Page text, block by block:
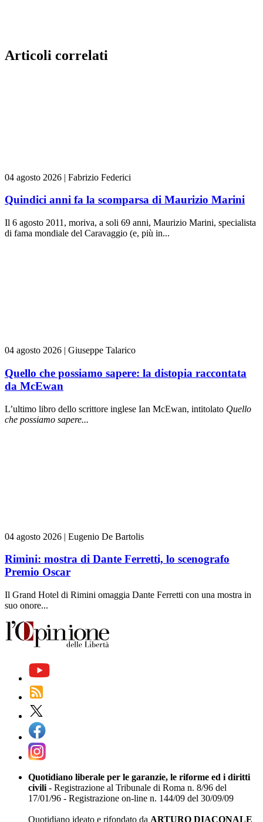
Articoli correlati
04 agosto 2026 | Fabrizio Federici
Quindici anni fa la scomparsa di Maurizio Marini
Il 6 agosto 2011, moriva, a soli 69 anni, Maurizio Marini, specialista
di fama mondiale del Caravaggio (e, più in...
04 agosto 2026 | Giuseppe Talarico
Quello che possiamo sapere: la distopia raccontata
da McEwan
L’ultimo libro dello scrittore inglese Ian McEwan, intitolato Quello
che possiamo sapere...
04 agosto 2026 | Eugenio De Bartolis
Rimini: mostra di Dante Ferretti, lo scenografo
Premio Oscar
Il Grand Hotel di Rimini omaggia Dante Ferretti con una mostra in
suo onore...
Quotidiano liberale per le garanzie, le riforme ed i diritti
civili - Registrazione al Tribunale di Roma n. 8/96 del
17/01/96 - Registrazione on-line n. 144/09 del 30/09/09
Quotidiano ideato e rifondato da ARTURO DIACONALE